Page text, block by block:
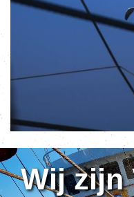
Wij zijn